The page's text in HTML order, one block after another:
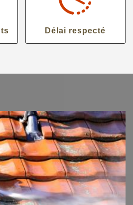
Délai respecté